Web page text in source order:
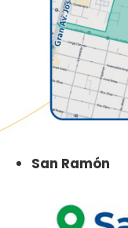
San Ramón